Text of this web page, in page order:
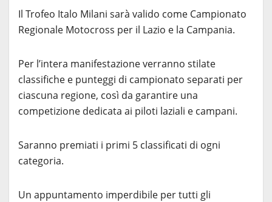
Il Trofeo Italo Milani sarà valido come Campionato
Regionale Motocross per il Lazio e la Campania.
Per l’intera manifestazione verranno stilate
classifiche e punteggi di campionato separati per
ciascuna regione, così da garantire una
competizione dedicata ai piloti laziali e campani.
Saranno premiati i primi 5 classificati di ogni
categoria.
Un appuntamento imperdibile per tutti gli